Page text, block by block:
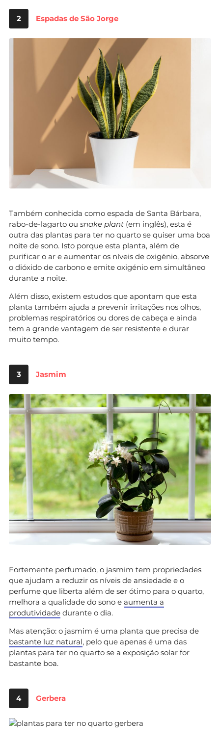
2 Espadas de São Jorge
Também conhecida como espada de Santa Bárbara,
rabo-de-lagarto ou snake plant (em inglês), esta é
outra das plantas para ter no quarto se quiser uma boa
noite de sono. Isto porque esta planta, além de
purificar o ar e aumentar os níveis de oxigénio, absorve
o dióxido de carbono e emite oxigénio em simultâneo
durante a noite.
Além disso, existem estudos que apontam que esta
planta também ajuda a prevenir irritações nos olhos,
problemas respiratórios ou dores de cabeça e ainda
tem a grande vantagem de ser resistente e durar
muito tempo.
3 Jasmim
Fortemente perfumado, o jasmim tem propriedades
que ajudam a reduzir os níveis de ansiedade e o
perfume que liberta além de ser ótimo para o quarto,
melhora a qualidade do sono e aumenta a
produtividade durante o dia.
Mas atenção: o jasmim é uma planta que precisa de
bastante luz natural, pelo que apenas é uma das
plantas para ter no quarto se a exposição solar for
bastante boa.
4 Gerbera